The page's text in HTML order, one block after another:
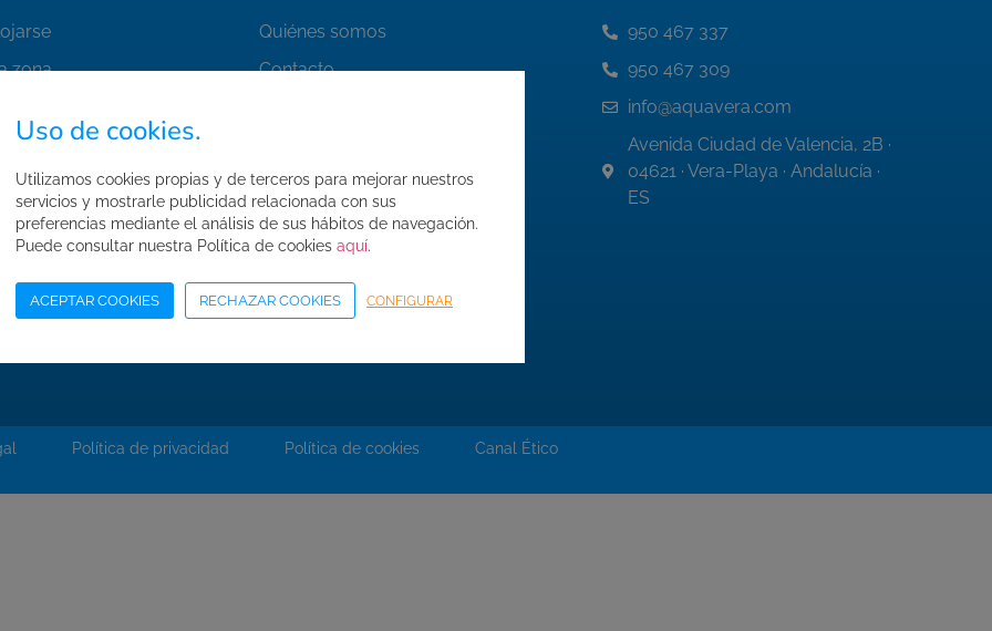
zona
entrada
Quiénes somos
Contacto
Normas de seguridad
Condiciones de compra
Mapa web
Acceso Área Corporativa
950 467 337
950 467 309
info@aquavera.com
Avenida Ciudad de Valencia, 2B ·
04621 · Vera-Playa · Andalucía ·
ES
Política de privacidad Política de cookies Canal Ético
Uso de cookies.
Utilizamos cookies propias y de terceros para mejorar nuestros
servicios y mostrarle publicidad relacionada con sus
preferencias mediante el análisis de sus hábitos de navegación.
Puede consultar nuestra Política de cookies aquí.
ACEPTAR COOKIES RECHAZAR COOKIES CONFIGURAR